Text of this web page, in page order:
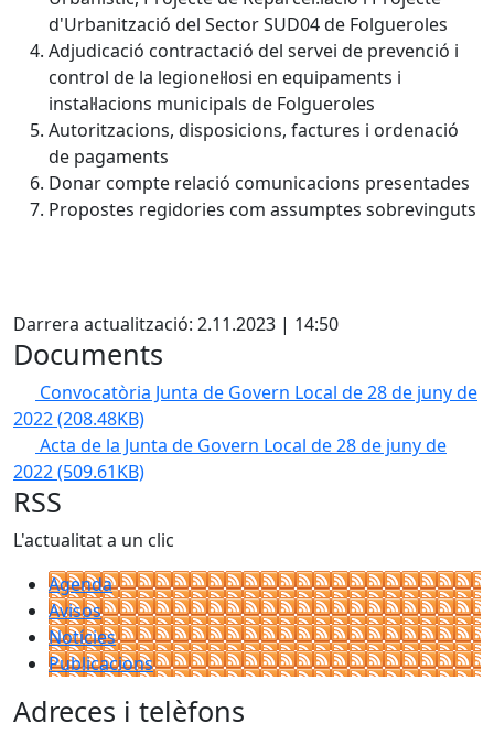
d'Urbanització del Sector SUD04 de Folgueroles
Adjudicació contractació del servei de prevenció i
control de la legionel·losi en equipaments i
instal·lacions municipals de Folgueroles
Autoritzacions, disposicions, factures i ordenació
de pagaments
Donar compte relació comunicacions presentades
Propostes regidories com assumptes sobrevinguts
Darrera actualització: 2.11.2023 | 14:50
Documents
Convocatòria Junta de Govern Local de 28 de juny de
2022(208.48KB)
Acta de la Junta de Govern Local de 28 de juny de
2022(509.61KB)
RSS
L'actualitat a un clic
Agenda
Avisos
Notícies
Publicacions
Adreces i telèfons